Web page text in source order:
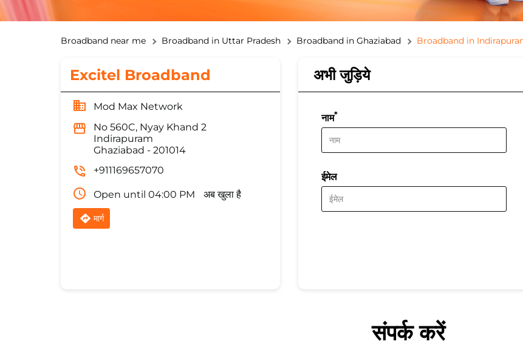
Broadband near me Broadband in Uttar Pradesh Broadband in Ghaziabad Broadband in
Excitel Broadband
Mod Max Network
No 560C, Nyay Khand 2
Indirapuram
Ghaziabad - 201014
+911169657070
Open until 04:00 PM अब खुला है
मार्ग
अभी जुड़िये
नाम*
ईमेल
संपर्क करें